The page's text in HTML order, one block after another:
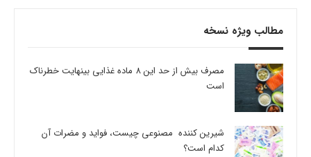
مطالب ویژه نسخه
مصرف بیش از حد این 8 ماده غذایی بینهایت خطرناک
است
شیرین کننده مصنوعی چیست، فواید و مضرات آن
کدام است؟